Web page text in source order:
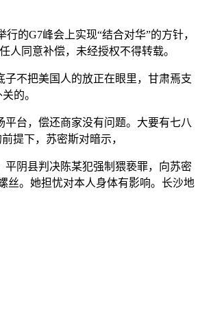
G7峰会上实现“结合对华”的方针，
人同意补偿，未经授权不得转载。
不把美国人的放正在眼里，甘肃焉支
的。
台，偿还商家没有问题。大要有七八
提下，苏密斯对暗示，
阴县判决陈某犯强制猥亵罪，向苏密
丝。她担忧对本人身体有影响。长沙地